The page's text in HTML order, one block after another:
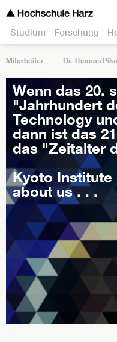
Studium Forschung
Mitarbeiter Dr. Thomas Piko
Wenn das 20.
"Jahrhundert
Technology
dann ist das
das "Zeitalter
Kyoto Institute
about us . . .